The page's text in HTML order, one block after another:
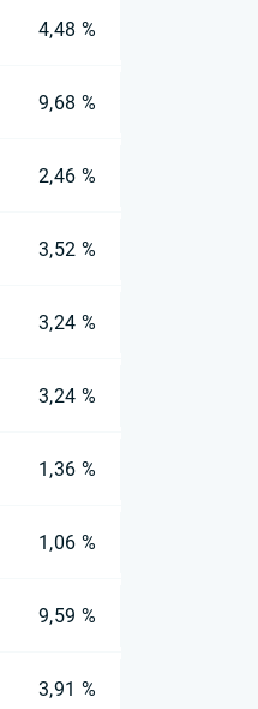
4,48 %
9,68 %
2,46 %
3,52 %
3,24 %
3,24 %
1,36 %
1,06 %
9,59 %
3,91 %